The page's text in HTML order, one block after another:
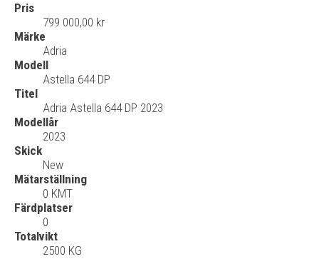
Pris
799 000,00 kr
Märke
Adria
Modell
Astella 644 DP
Titel
Adria Astella 644 DP 2023
Modellår
2023
Skick
New
Mätarställning
0 KMT
Färdplatser
0
Totalvikt
2500 KG